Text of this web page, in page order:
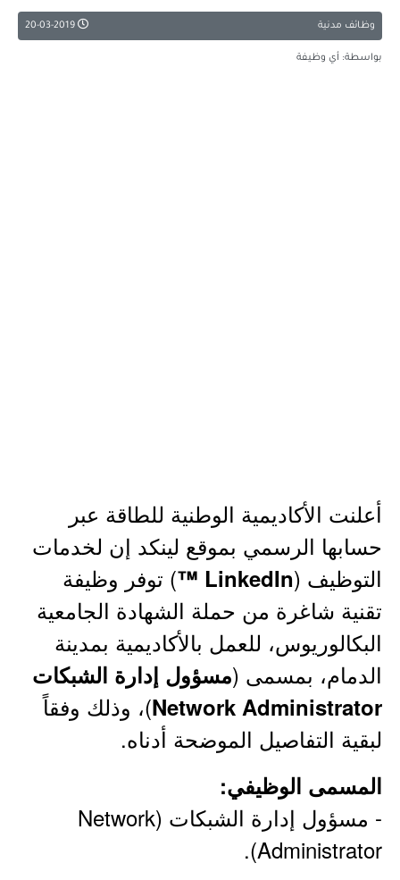
وظائف مدنية
بواسطة: أي وظيفة
أعلنت الأكاديمية الوطنية للطاقة عبر
حسابها الرسمي بموقع لينكد إن لخدمات
التوظيف (LinkedIn ™
) توفر وظيفة
تقنية شاغرة من حملة الشهادة الجامعية
البكالوريوس، للعمل بالأكاديمية بمدينة
الدمام، بمسمى (مسؤول إدارة الشبكات
Network Administrator)، وذلك وفقاً
لبقية التفاصيل الموضحة أدناه.
المسمى الوظيفي:
- مسؤول إدارة الشبكات (Network
Administrator).